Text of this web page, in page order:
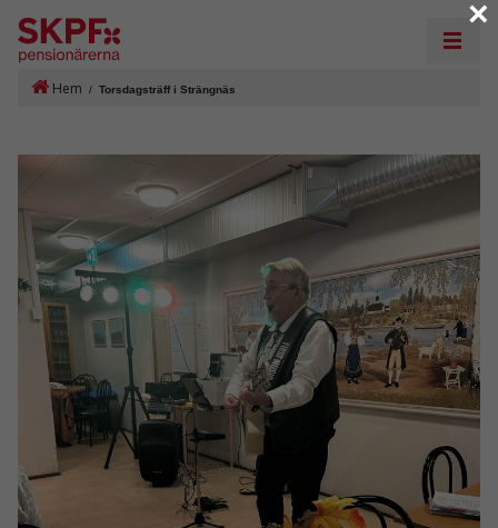
Hem / Torsdagsträff i Strängnäs
×